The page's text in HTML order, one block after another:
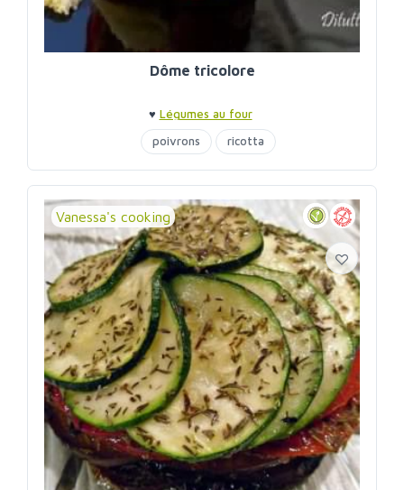
Dôme tricolore
♥ Légumes au four
poivrons
ricotta
Vanessa's cooking